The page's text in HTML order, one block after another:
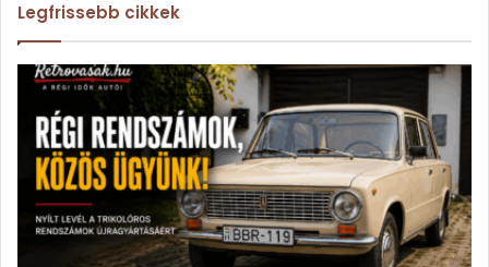
Legfrissebb cikkek